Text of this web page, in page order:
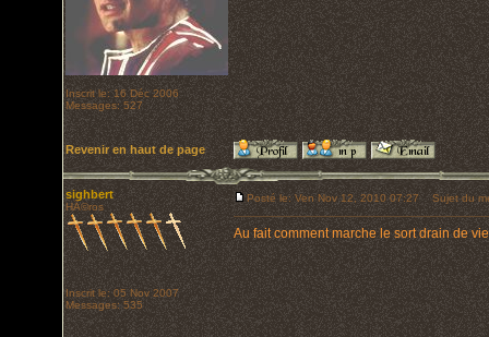
Inscrit le: 16 Déc 2006
Messages: 527
Revenir en haut de page
sighbert
HÃ©ros
Inscrit le: 05 Nov 2007
Messages: 535
Posté le: Ven Nov 12, 2010 07:27 Sujet du
Au fait comment marche le sort drain de